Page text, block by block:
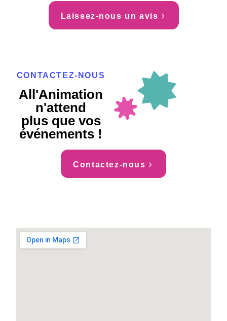
Laissez-nous un avis
CONTACTEZ-NOUS
All'Animation
n'attend
plus que vos
événements !
Contactez-nous